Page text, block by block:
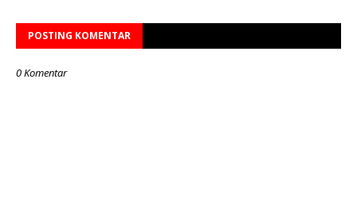
POSTING KOMENTAR
0 Komentar